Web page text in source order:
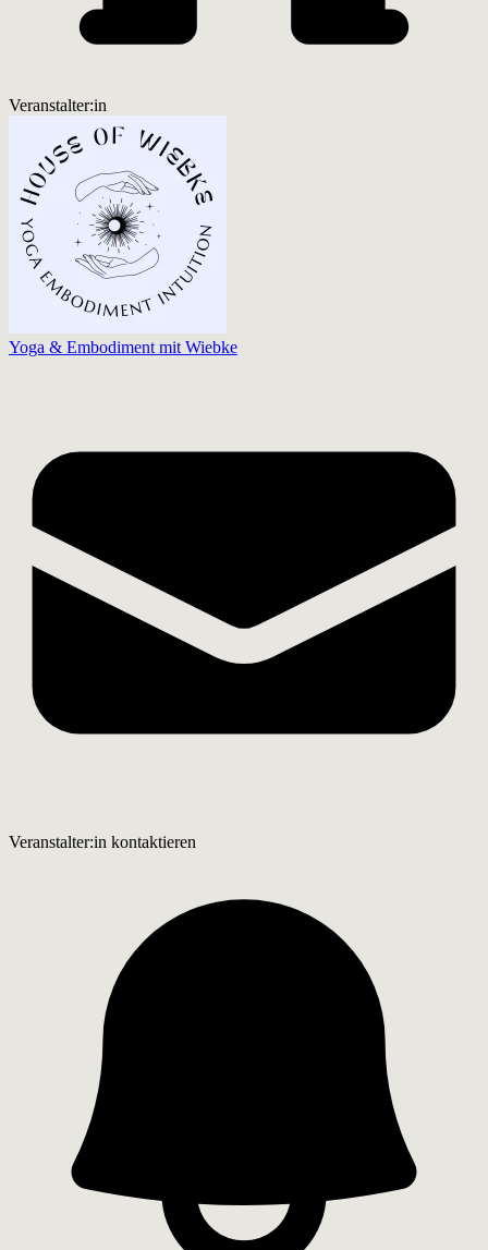
Veranstalter:in
Yoga & Embodiment mit Wiebke
Veranstalter:in kontaktieren